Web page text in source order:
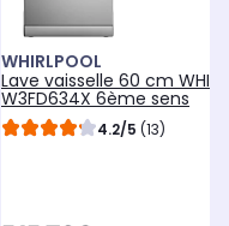
WHIRLPOOL
Lave vaisselle 60 cm
W3FD634X 6ème sens
4.2/5 (13)